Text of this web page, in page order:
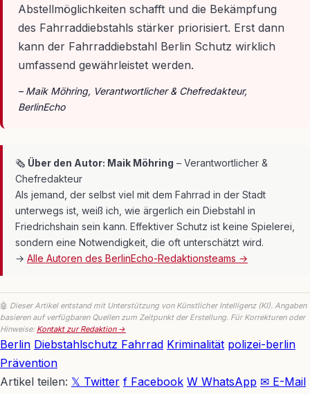
Abstellmöglichkeiten schafft und die Bekämpfung
des Fahrraddiebstahls stärker priorisiert. Erst dann
kann der Fahrraddiebstahl Berlin Schutz wirklich
umfassend gewährleistet werden.
– Maik Möhring, Verantwortlicher & Chefredakteur,
BerlinEcho
🗞 Über den Autor: Maik Möhring – Verantwortlicher &
Chefredakteur
Als jemand, der selbst viel mit dem Fahrrad in der Stadt
unterwegs ist, weiß ich, wie ärgerlich ein Diebstahl in
Friedrichshain sein kann. Effektiver Schutz ist keine Spielerei,
sondern eine Notwendigkeit, die oft unterschätzt wird.
→ Alle Autoren des BerlinEcho-Redaktionsteams →
🤖 Dieser Artikel entstand mit Unterstützung von Künstlicher Intelligenz (KI). Angaben
basieren auf verfügbaren Quellen zum Zeitpunkt der Erstellung. Für Korrekturen oder
Hinweise: Kontakt zur Redaktion →
Berlin Diebstahlschutz Fahrrad Kriminalität polizei-berlin
Prävention
Artikel teilen: 𝕏 Twitter f Facebook W WhatsApp ✉ E-Mail